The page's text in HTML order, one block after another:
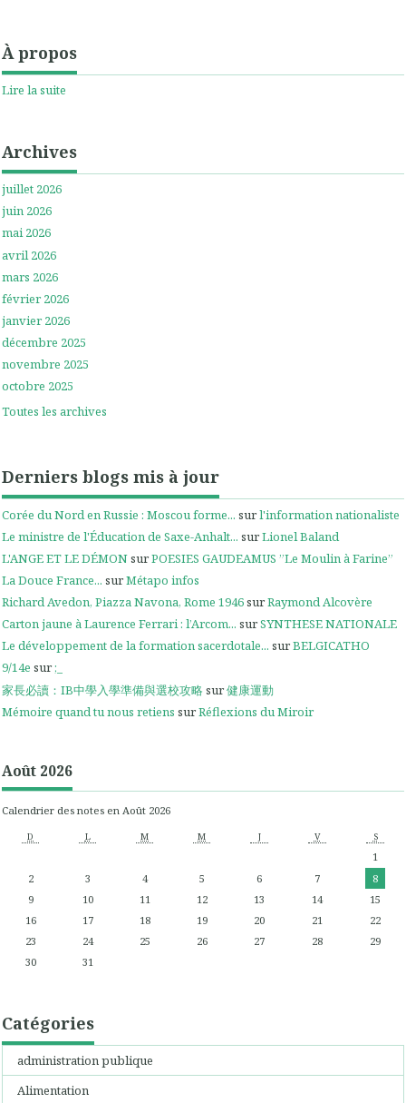
À propos
Lire la suite
Archives
juillet 2026
juin 2026
mai 2026
avril 2026
mars 2026
février 2026
janvier 2026
décembre 2025
novembre 2025
octobre 2025
Toutes les archives
Derniers blogs mis à jour
Corée du Nord en Russie : Moscou forme... surl'information nationaliste
Le ministre de l'Éducation de Saxe-Anhalt... surLionel Baland
L'ANGE ET LE DÉMONsurPOESIES GAUDEAMUS ”Le Moulin à Farine”
La Douce France... surMétapo infos
Richard Avedon, Piazza Navona, Rome 1946surRaymond Alcovère
Carton jaune à Laurence Ferrari : l’Arcom... surSYNTHESE NATIONALE
Le développement de la formation sacerdotale... surBELGICATHO
9/14e sur;_
家長必讀：IB中學入學準備與選校攻略 sur健康運動
Mémoire quand tu nous retiens surRéflexions du Miroir
Août 2026
Calendrier des notes en Août 2026
D L M M J V S
1
2
3 4 5 6 7
8
9
10 11 12 13 14
15
16
17 18 19 20 21
22
23
24 25 26 27 28
29
30
31
Catégories
administration publique
Alimentation